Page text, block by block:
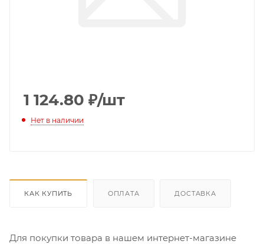
1 124.80 ₽/шт
Нет в наличии
КАК КУПИТЬ ОПЛАТА ДОСТАВКА
Для покупки товара в нашем интернет-магазине